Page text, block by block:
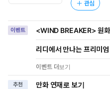
관심
이벤트 <WIND BREAKER> 원
리디에서 만나는 프리미
이벤트 더보기
추천 만화 연재로 보기